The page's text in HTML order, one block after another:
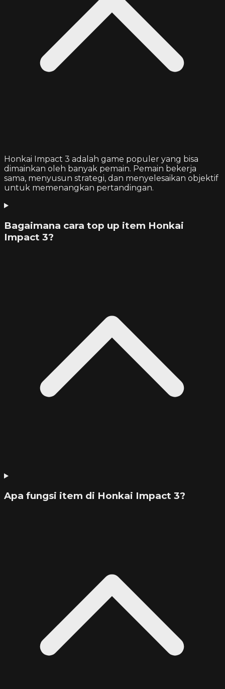
Honkai Impact 3 adalah game populer yang bisa
dimainkan oleh banyak pemain. Pemain bekerja
sama, menyusun strategi, dan menyelesaikan objektif
untuk memenangkan pertandingan.
Bagaimana cara top up item Honkai
Impact 3?
Apa fungsi item di Honkai Impact 3?